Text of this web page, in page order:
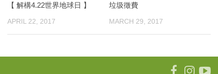
【 解構4.22世界地球日 】
APRIL 22, 2017
垃圾徵費
MARCH 29, 2017